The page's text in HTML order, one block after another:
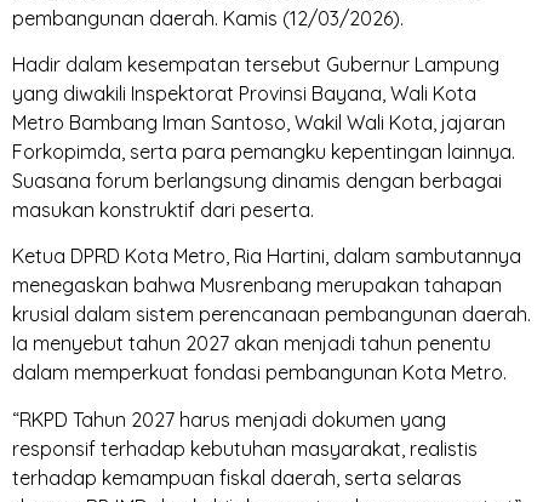
pembangunan daerah. Kamis (12/03/2026).
Hadir dalam kesempatan tersebut Gubernur Lampung
yang diwakili Inspektorat Provinsi Bayana, Wali Kota
Metro Bambang Iman Santoso, Wakil Wali Kota, jajaran
Forkopimda, serta para pemangku kepentingan lainnya.
Suasana forum berlangsung dinamis dengan berbagai
masukan konstruktif dari peserta.
Ketua DPRD Kota Metro, Ria Hartini, dalam sambutannya
menegaskan bahwa Musrenbang merupakan tahapan
krusial dalam sistem perencanaan pembangunan daerah.
Ia menyebut tahun 2027 akan menjadi tahun penentu
dalam memperkuat fondasi pembangunan Kota Metro.
“RKPD Tahun 2027 harus menjadi dokumen yang
responsif terhadap kebutuhan masyarakat, realistis
terhadap kemampuan fiskal daerah, serta selaras